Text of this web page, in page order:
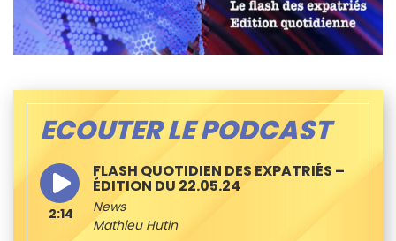
ECOUTER LE PODCAST
FLASH QUOTIDIEN DES EXPATRIÉS –
ÉDITION DU 22.05.24
News
Mathieu Hutin
2:14